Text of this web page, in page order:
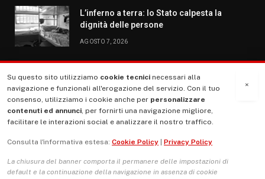
L’inferno a terra: lo Stato calpesta la
dignità delle persone
AGOSTO 7, 2026
MENU
La Nostra Storia
Le Copertine
×
Su questo sito utilizziamo cookie tecnici necessari alla
navigazione e funzionali all'erogazione del servizio. Con il tuo
consenso, utilizziamo i cookie anche per personalizzare
contenuti ed annunci, per fornirti una navigazione migliore,
facilitare le interazioni social e analizzare il nostro traffico.
Consulta l'informativa estesa: Cookie Policy Privacy Policy
La chiusura del banner comporta il permanere delle impostazioni di
default e la continuazione della navigazione in assenza di cookie